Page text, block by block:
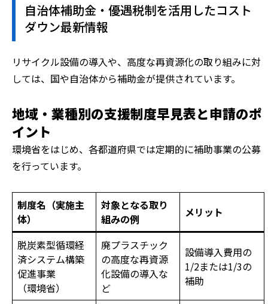
自治体補助金・優遇税制を活用したコスト
ダウン最新情報
リサイクル設備の導入や、高度な再資源化の取り組みに対
しては、国や自治体から補助金が提供されています。
地域・業種別の支援制度早見表と申請のポ
イント
環境省をはじめ、各都道府県では定期的に補助事業の公募
を行っています。
制度名（実施主
体）
対象となる取り
組みの例
メリット
脱炭素型循環経
済システム構築
促進事業
（環境省）
廃プラスチック
の高度な再資源
化設備の導入な
ど
設備導入費用の
1/2または1/3の
補助